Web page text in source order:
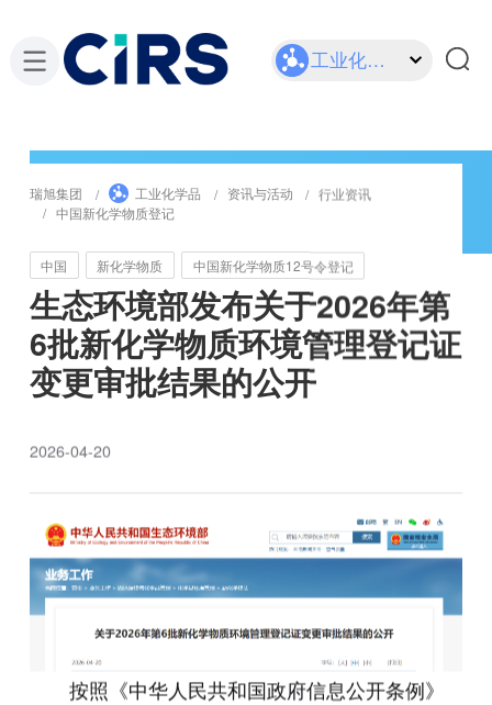
工业化学品
瑞旭集团 工业化学品 资讯与活动
行业资讯
中国新化学物质登记
中国 新化学物质 中国新化学物质12号令登记
生态环境部发布关于2026年第
6批新化学物质环境管理登记证
变更审批结果的公开
2026-04-20
按照《中华人民共和国政府信息公开条例》